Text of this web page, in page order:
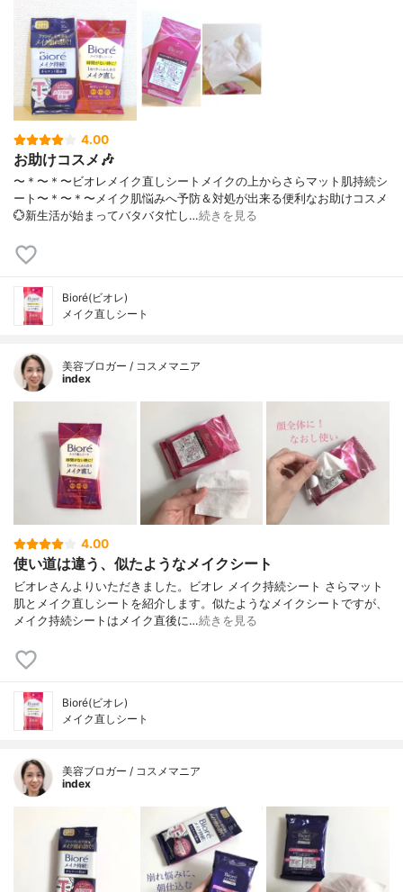
4.00
お助けコスメ🎶
〜＊〜＊〜ビオレメイク直しシートメイクの上からさらマット肌持続シ
ート〜＊〜＊〜⁡メイク肌悩みへ予防＆対処が出来る便利なお助けコスメ
💮新生活が始まってバタバタ忙し…続きを見る
Bioré(ビオレ)
メイク直しシート
美容ブロガー / コスメマニア
index
4.00
使い道は違う、似たようなメイクシート
ビオレさんよりいただきました。ビオレ メイク持続シート さらマット
肌とメイク直しシートを紹介します。似たようなメイクシートですが、
メイク持続シートはメイク直後に…続きを見る
Bioré(ビオレ)
メイク直しシート
美容ブロガー / コスメマニア
index